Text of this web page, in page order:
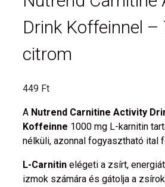
Drink Koffeinnel –
citrom
449 Ft
A Nutrend Carnitine Activity
Koffeinne 1000 mg L-karnitin
nélküli, azonnal fogyasztható ital
L-Carnitin elégeti a zsírt,
izmok számára és gátolja a